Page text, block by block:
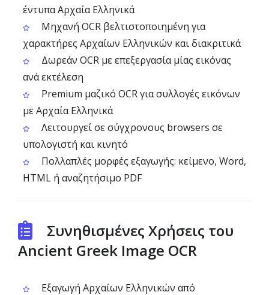
έντυπα Αρχαία Ελληνικά
Μηχανή OCR βελτιστοποιημένη για
χαρακτήρες Αρχαίων Ελληνικών και διακριτικά
Δωρεάν OCR με επεξεργασία μίας εικόνας
ανά εκτέλεση
Premium μαζικό OCR για συλλογές εικόνων
με Αρχαία Ελληνικά
Λειτουργεί σε σύγχρονους browsers σε
υπολογιστή και κινητό
Πολλαπλές μορφές εξαγωγής: κείμενο, Word,
HTML ή αναζητήσιμο PDF
Συνηθισμένες Χρήσεις του
Ancient Greek Image OCR
Εξαγωγή Αρχαίων Ελληνικών από